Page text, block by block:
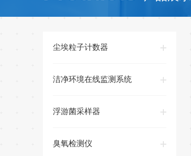
尘埃粒子计数器
洁净环境在线监测系统
浮游菌采样器
臭氧检测仪